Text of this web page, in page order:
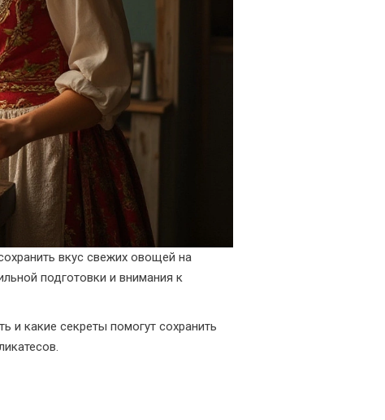
вкус свежих овощей на
подготовки и внимания к
какие секреты помогут сохранить